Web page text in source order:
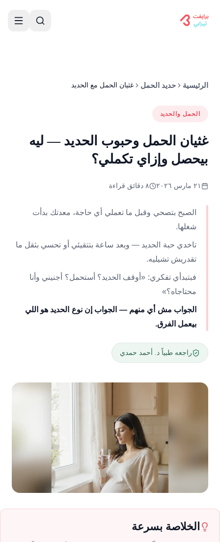
الرئيسية حديد الحمل غثيان الحمل مع الحديد
الحمل والحديد
غثيان الحمل وحبوب الحديد — ليه
بيحصل وإزاي تكملي؟
٢١ مارس ٢٠٢٦ ٨ دقائق قراءة
الصبح بتصحي وقبل ما تعملي أي حاجة، معدتك بدأت
شغلها.
تاخدي حبة الحديد — وبعد ساعة بتتقيئي أو تحسي بثقل ما
تقدريش تشيليه.
فبتبدأي تفكري: «أوقف الحديد؟ أستحمل؟ أجنيني وأنا
محتاجاه؟»
الجواب مش أي منهم — الجواب إن نوع الحديد هو اللي
بيعمل الفرق.
راجعه طبياً د. أحمد حمدي
الخلاصة بسرعة